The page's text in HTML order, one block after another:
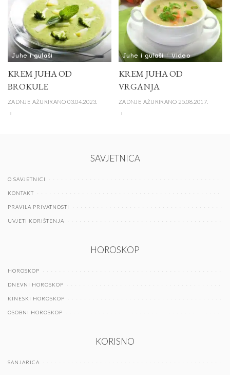
Juhe i gulaši
KREM JUHA OD
BROKULE
ZADNJE AŽURIRANO 03.04.2023.
Juhe i gulaši Video
KREM JUHA OD
VRGANJA
ZADNJE AŽURIRANO 25.08.2017.
SAVJETNICA
O SAVJETNICI
KONTAKT
PRAVILA PRIVATNOSTI
UVJETI KORIŠTENJA
HOROSKOP
HOROSKOP
DNEVNI HOROSKOP
KINESKI HOROSKOP
OSOBNI HOROSKOP
KORISNO
SANJARICA